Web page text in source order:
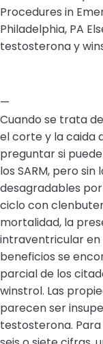
Procedures in
Philadelphia, PA
testosterona y
—
Cuando se trata
el corte y la caida
preguntar si
los SARM, pero
desagradables
ciclo con
mortalidad, la
intraventricular en
beneficios se
parcial de los
winstrol. Las
parecen ser
testosterona.